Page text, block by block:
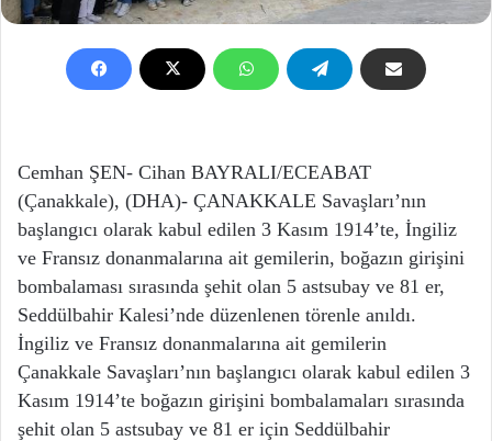
Cemhan ŞEN- Cihan BAYRALI/ECEABAT
(Çanakkale), (DHA)- ÇANAKKALE Savaşları’nın
başlangıcı olarak kabul edilen 3 Kasım 1914’te, İngiliz
ve Fransız donanmalarına ait gemilerin, boğazın girişini
bombalaması sırasında şehit olan 5 astsubay ve 81 er,
Seddülbahir Kalesi’nde düzenlenen törenle anıldı.
İngiliz ve Fransız donanmalarına ait gemilerin
Çanakkale Savaşları’nın başlangıcı olarak kabul edilen 3
Kasım 1914’te boğazın girişini bombalamaları sırasında
şehit olan 5 astsubay ve 81 er için Seddülbahir